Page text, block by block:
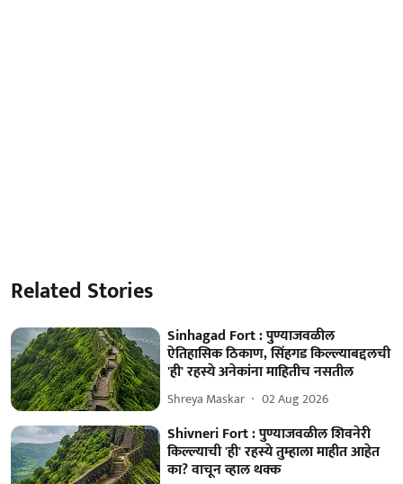
Related Stories
Sinhagad Fort : पुण्याजवळील
ऐतिहासिक ठिकाण, सिंहगड किल्ल्याबद्दलची
'ही' रहस्ये अनेकांना माहितीच नसतील
Shreya Maskar 02 Aug 2026
Shivneri Fort : पुण्याजवळील शिवनेरी
किल्ल्याची 'ही' रहस्ये तुम्हाला माहीत आहेत
का? वाचून व्हाल थक्क